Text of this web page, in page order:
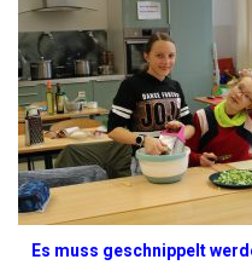
Es muss geschnippelt